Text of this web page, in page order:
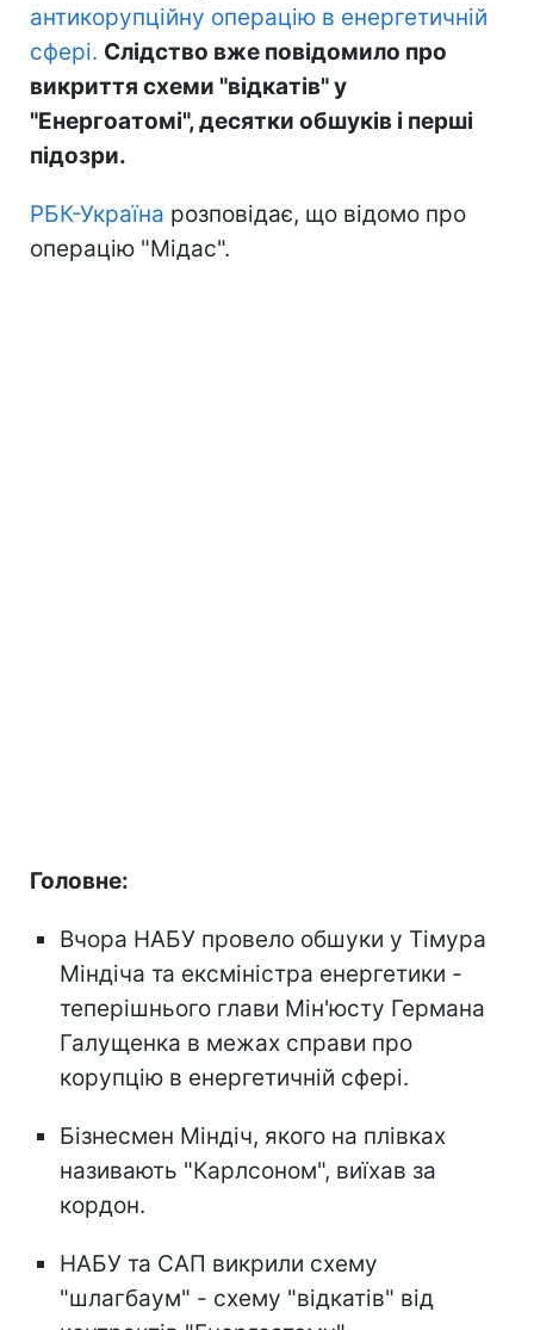
антикорупційну операцію в енергетичній
сфері. Слідство вже повідомило про
викриття схеми "відкатів" у
"Енергоатомі", десятки обшуків і перші
підозри.
РБК-Україна розповідає, що відомо про
операцію "Мідас".
Головне:
Вчора НАБУ провело обшуки у Тімура
Міндіча та ексміністра енергетики -
теперішнього глави Мін'юсту Германа
Галущенка в межах справи про
корупцію в енергетичній сфері.
Бізнесмен Міндіч, якого на плівках
називають "Карлсоном", виїхав за
кордон.
НАБУ та САП викрили схему
"шлагбаум" - схему "відкатів" від